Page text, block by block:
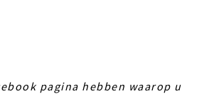
pagina hebben waarop u